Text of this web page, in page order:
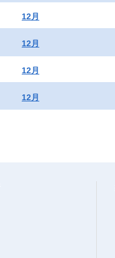
12月
12月
12月
12月